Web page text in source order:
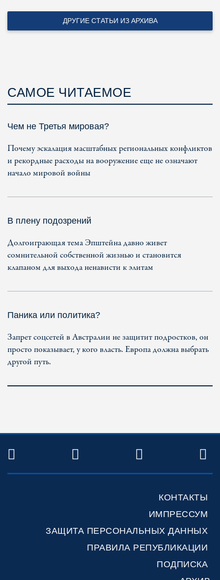
ДРУГИЕ СТАТЬИ ИЗ АРХИВА
САМОЕ ЧИТАЕМОЕ
Чем не Третья мировая?
Почему эскалация масштабных региональных конфликтов
и рекордные расходы на вооружение еще не означают
начало мировой войны
В плену подозрений
Долгоиграющая тема Эпштейна давно живет
сомнительной собственной жизнью и становится
клапаном для выхода ненависти к элитам
Паника или политика?
Запрет соцсетей в Австралии не защитит подростков, он
просто показывает, у кого власть. Европа должна выбрать
другой путь.
TWITTER FACEBOOKYOUTUBE
КОНТАКТЫ
ИМПРЕССУМ
ЗАЩИТА ПЕРСОНАЛЬНЫХ ДАННЫХ
ПРАВИЛА РЕПУБЛИКАЦИИ
ПОДПИСКА